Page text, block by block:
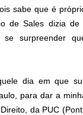
sabe que é
de Sales dizia
se surpreender
dia em que
para dar a
da PUC